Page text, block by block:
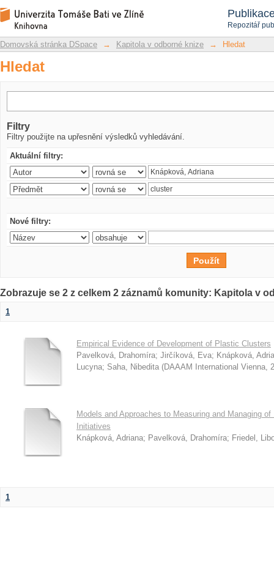
Repozitář
Hledat
Repozitář DSpace/Manakin
Domovská stránka DSpace → Kapitola v odborné knize → Hledat
Hledat
Filtry
Filtry použijte na upřesnění výsledků vyhledávání.
Aktuální filtry:
Nové filtry:
Zobrazuje se 2 z celkem 2 záznamů komunity: Kapitola v
1
Empirical Evidence of Development of Plastic Clusters
Pavelková, Drahomíra; Jirčíková, Eva; Knápková,
Lucyna; Saha, Nibedita (DAAAM International Vienna,
Models and Approaches to Measuring and Managing
Initiatives
Knápková, Adriana; Pavelková, Drahomíra; Friedel,
1